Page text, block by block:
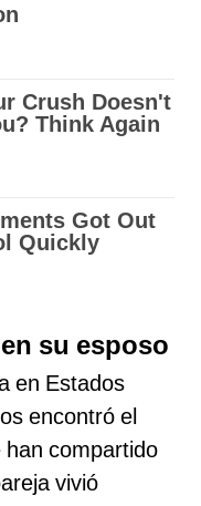
su esposo
en Estados
encontró el
compartido
vivió